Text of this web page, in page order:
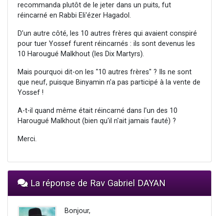
recommanda plutôt de le jeter dans un puits, fut
réincarné en Rabbi Eli'ézer Hagadol.
D’un autre côté, les 10 autres frères qui avaient conspiré
pour tuer Yossef furent réincarnés : ils sont devenus les
10 Harougué Malkhout (les Dix Martyrs).
Mais pourquoi dit-on les "10 autres frères" ? Ils ne sont
que neuf, puisque Binyamin n'a pas participé à la vente de
Yossef !
A-t-il quand même était réincarné dans l'un des 10
Harougué Malkhout (bien qu'il n'ait jamais fauté) ?
Merci.
La réponse de Rav Gabriel DAYAN
Bonjour,